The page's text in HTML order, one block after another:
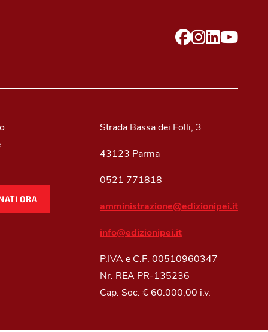
ORA
Strada Bassa dei Folli, 3
43123 Parma
0521 771818
amministrazione@edizionipei.it
info@edizionipei.it
P.IVA e C.F. 00510960347
Nr. REA PR-135236
Cap. Soc. € 60.000,00 i.v.